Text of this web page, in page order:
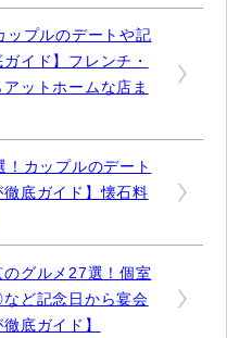
ップルのデートや記
イド】フレンチ・
ットホームな店ま
！カップルのデート
底ガイド】懐石料
のグルメ27選！個室
ど記念日から宴会
底ガイド】